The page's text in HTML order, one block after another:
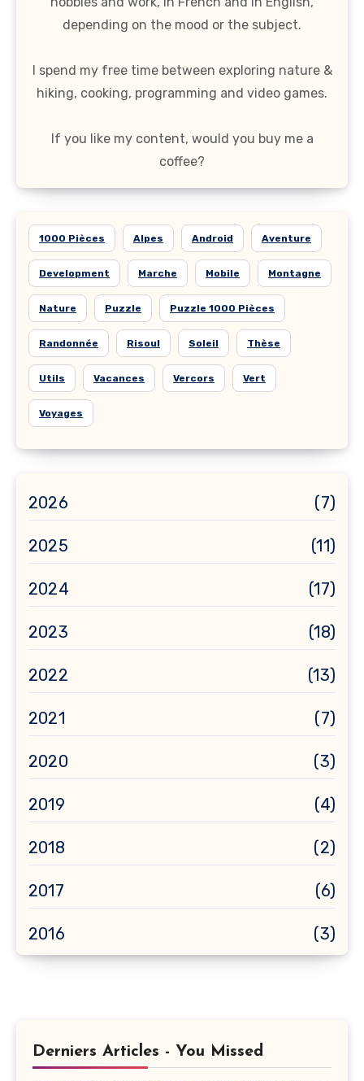
depending on the mood or the subject.
I spend my free time between exploring nature &
hiking, cooking, programming and video games.
If you like my content, would you buy me a
coffee?
1000 Pièces Alpes Android Aventure
Development Marche Mobile Montagne
Nature Puzzle Puzzle 1000 Pièces
Randonnée Risoul Soleil Thèse
Utils Vacances Vercors Vert
Voyages
2026 (7)
2025 (11)
2024 (17)
2023 (18)
2022 (13)
2021 (7)
2020 (3)
2019 (4)
2018 (2)
2017 (6)
2016 (3)
Derniers Articles - You Missed